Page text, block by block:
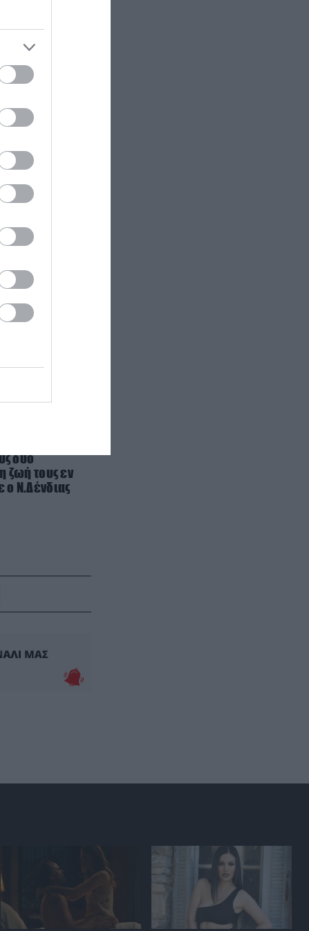
δύο
ζωή τους εν
Ν.Δένδιας
37χρονος στη Θεσσαλονίκη πήρε
από τον Χριστιανισμό»
Δημήτρη Χατζηγιοβάννη: Κάλυψε
το ποσό των 12.500 ευρώ για τη
θεραπεία του μικρού Δημήτρη
ΔΙΑΤΡΟΦΗ